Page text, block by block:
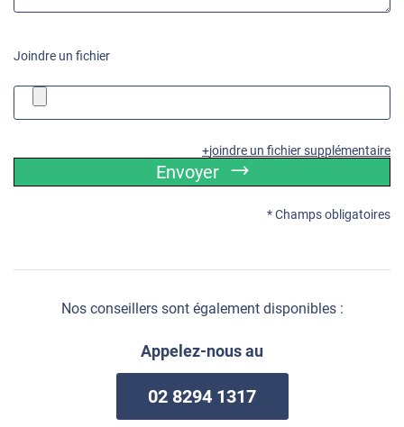
Joindre un fichier
joindre un fichier supplémentaire
Envoyer
* Champs obligatoires
Nos conseillers sont également disponibles :
Appelez-nous au
02 8294 1317